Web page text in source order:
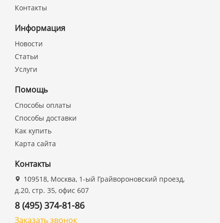
Контакты
Информация
Новости
Статьи
Услуги
Помощь
Способы оплаты
Способы доставки
Как купить
Карта сайта
Контакты
109518, Москва, 1-ый Грайвороновский проезд,
д.20, стр. 35, офис 607
8 (495) 374-81-86
Заказать звонок